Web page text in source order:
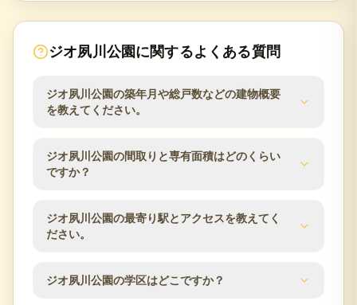
ジオ夙川公園に関するよくある質問
ジオ夙川公園の築年月や総戸数などの建物概要
を教えてください。
ジオ夙川公園の建物概要は次のとおりです。築年月
は2024年6月、総戸数は30戸、建物は4階建、構造は
分譲会社は阪急阪神不動産、施工会社は合田工務
店、管理会社は阪急阪神ハウジングサポート、管理
方式は日勤です。査定時にはこれらの建物条件と管
理状況を確認します。
ジオ夙川公園の間取りと専有面積はどのくらい
ですか？
ジオ夙川公園の分譲時の公表値では、間取りは
2LDK〜3LDK、専有面積は74.71m²〜96.93m²、バル
ン内でも住戸ごとに面積・向き・階数が異なるた
め、ご所有住戸の条件をもとに査定します。
ジオ夙川公園の最寄り駅とアクセスを教えてく
ださい。
ジオ夙川公園の交通アクセスは阪急甲陽線／苦楽園
口駅 徒歩7分 阪急神戸本線／夙川駅 徒歩9分 JR東海
ジオ夙川公園の学区はどこですか？